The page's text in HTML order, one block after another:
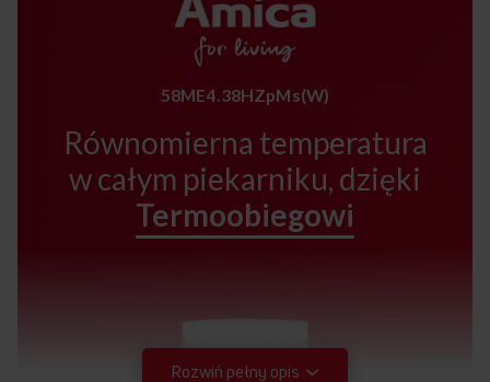
58ME4.38HZpMs(W)
Równomierna temperatura
w całym piekarniku, dzięki
Termoobiegowi
Rozwiń pełny opis